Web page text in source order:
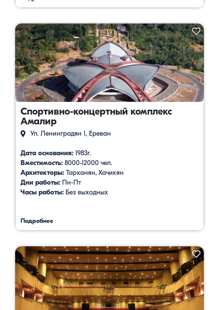
Спортивно-концертный комплекс
Амалир
Ул. Ленинградян 1, Ереван
Дата основания: 1983г.
Вместимость: 8000-12000 чел.
Архитекторы: Тарханян, Хачикян
Дни работы: Пн-Пт
Часы работы: Без выходных
Подробнее